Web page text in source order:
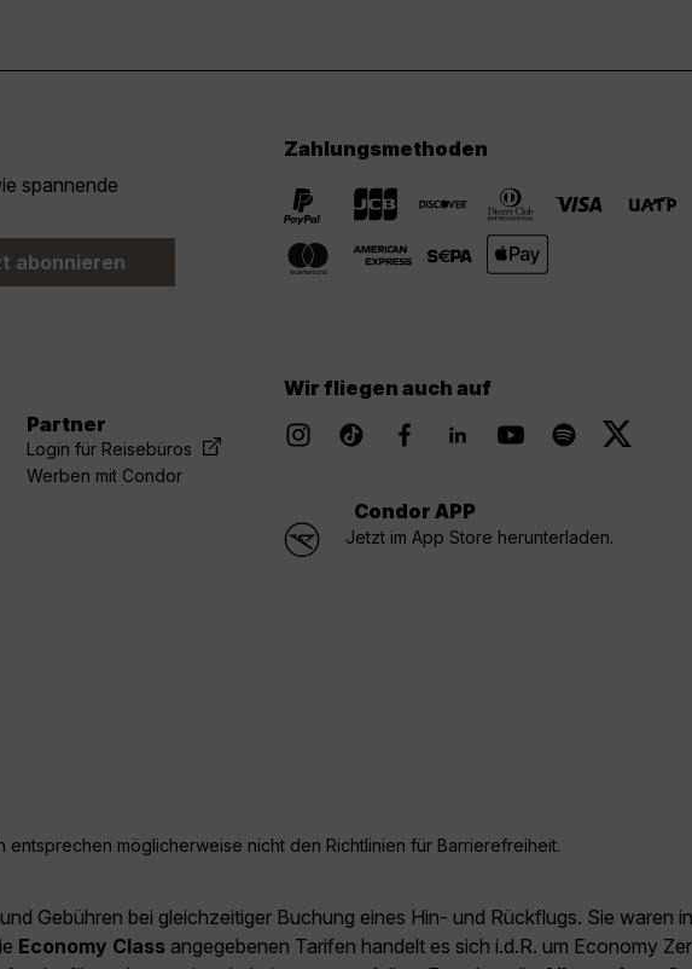
spannende
abonnieren
Zahlungsmethoden
Partner
Login für Reisebüros
Werben mit Condor
Wir fliegen auch auf
Condor APP
Jetzt im App Store herunterladen.
entsprechen möglicherweise nicht den Richtlinien für Barrierefreiheit.
Gebühren bei gleichzeitiger Buchung eines Hin- und Rückflugs. Sie waren
Economy Class angegebenen Tarifen handelt es sich i.d.R. um Economy